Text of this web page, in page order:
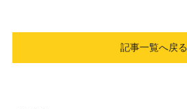
記事一覧へ戻る